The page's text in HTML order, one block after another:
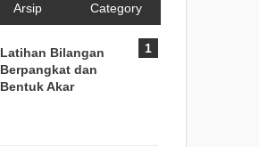
Arsip Category
Latihan Bilangan
Berpangkat dan
Bentuk Akar